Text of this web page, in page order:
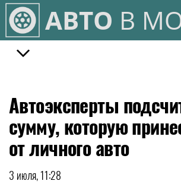
АВТО В
Автоэксперты
сумму, которую
от личного авто
3 июля, 11:28